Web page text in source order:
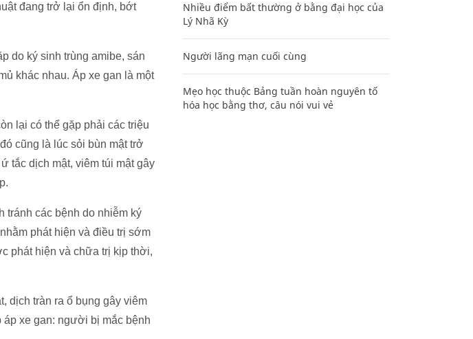
đang trở lại ổn định, bớt
do ký sinh trùng amibe, sán
khác nhau. Áp xe gan là một
lại có thể gặp phải các triệu
cũng là lúc sỏi bùn mật trở
tắc dịch mật, viêm túi mật gây
tránh các bệnh do nhiễm ký
phát hiện và điều trị sớm
phát hiện và chữa trị kịp thời,
dịch tràn ra ổ bụng gây viêm
áp xe gan: người bị mắc bệnh
Nhiều điểm bất thường ở bằng đại học của
Lý Nhã Kỳ
Người lãng mạn cuối cùng
Mẹo học thuộc Bảng tuần hoàn nguyên tố
hóa học bằng thơ, câu nói vui vẻ